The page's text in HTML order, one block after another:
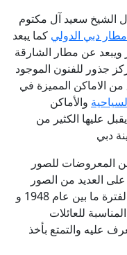
الشيخ سعيد آل مكتوم
مطار دبي الدولي كما يبعد
بحوالي 13 كيلو متر ويبعد عن مطار الشارقة
يجعل مركز جذور للفنون الموجود
من الاماكن المميزة في
والأماكن
عليها الكثير من
دبي
المعروضات للصور
على العديد من الصور
القديمة الرائعة والمتميزة في دبي في الفترة ما بين عام 1948 و
المناسبة للعائلات
عليه والتمتع بأخذ